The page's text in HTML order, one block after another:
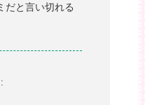
だと言い切れる